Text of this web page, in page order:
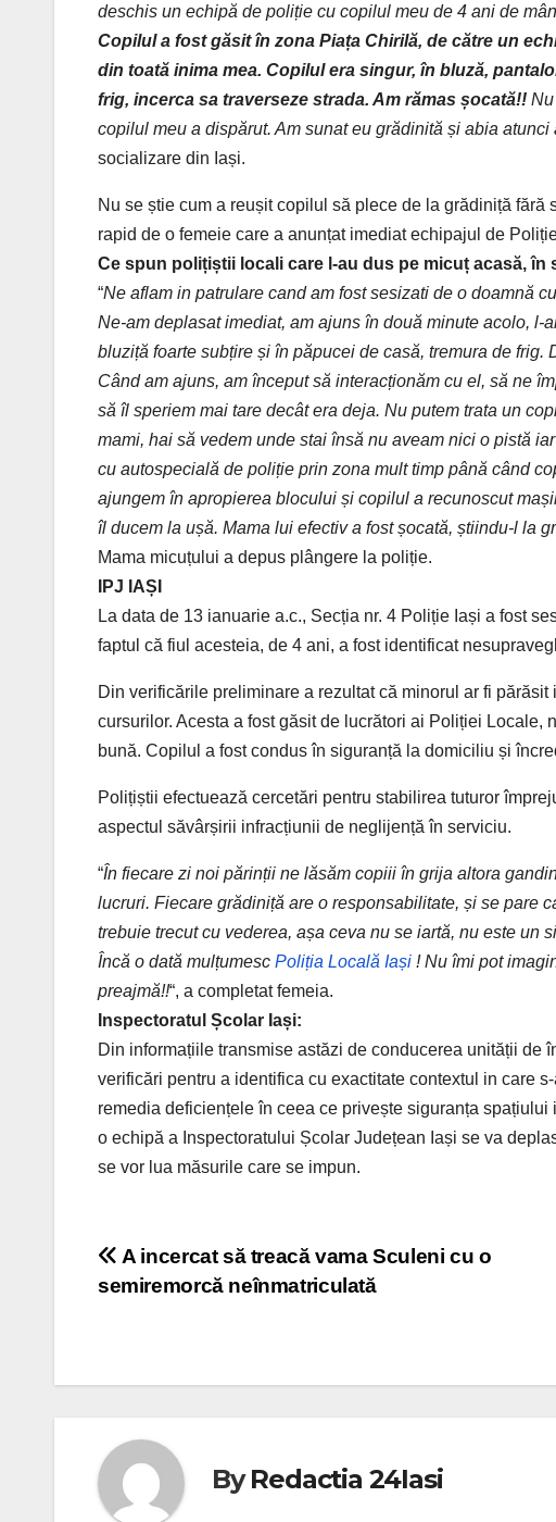
deschis un echipă de poliție cu copilul meu de 4 ani de
Copilul a fost găsit în zona Piața Chirilă, de către un
din toată inima mea. Copilul era singur, în bluză,
frig, incerca sa traverseze strada. Am rămas șocată!!
copilul meu a dispărut. Am sunat eu grădinită și abia atunci
socializare din Iași.
Nu se știe cum a reușitcopilul să plece de la grădiniță fără
rapid de o femeie care a anunțat imediat echipajul de
Ce spun polițiștii locali care l-au dus pe micuț acasă,în
“Ne aflam in patrulare cand am fost sesizati de o doamnă
Ne-am deplasatimediat, am ajuns în două minute acolo, l-
bluziță foarte subțire și în păpucei de casă, tremura de frig.
Cândam ajuns, am început să interacționăm cu el, să ne
să îl speriem mai tare decât era deja. Nu putem trata un
mami, hai să vedem unde stai însă nu aveam nici o pistă iar
cu autospecială de poliție prin zona mult timp până când
ajungem în apropierea blocului și copilul a recunoscut
îl ducem la ușă. Mama lui efectiv a fostșocată, știindu-l la
Mama micuțului a depus pl ângere la poliție.
IPJ IAȘI
La data de 13 ianuarie a.c., Secția nr. 4 Poliție Iași a fost
faptul că fiul acesteia, de 4 ani, a fost identificat
Din verificările preliminare a rezultat că minorul ar fi
cursurilor. Acesta a fost găsit de lucrători ai Poliției Locale,
bună. Copilul a fost condus în siguranță la domiciliu și
Polițiștii efectuează cercetări pentru stabilirea tuturor
aspectul săvârșirii infracțiunii de neglijență în serviciu.
“În fiecare zi noi părinții ne lăsăm copiii în grija altora
lucruri. Fiecare grădiniță are o responsabilitate, și se pare
trebuie trecut cu vederea, așa ceva nu se iartă, nu este un
Încă o dată mulțumesc Poliția Locală Iași ! Nu îmi pot
preajmă!!“, a completat femeia.
Inspectoratul Școlar Iași:
Din informațiile transmise astăzi de conducerea unității de
verificări pentru a identifica cu exactitate contextul in care
remedia deficiențele în ceea ce privește siguranța
o echipă a Inspectoratului Școlar Județean Iași se va
se vor lua măsurile care se impun.
Post
A incercat să treacă vama Sculeni cu o
semiremorcă neînmatriculată
ByRedactia 24Iasi